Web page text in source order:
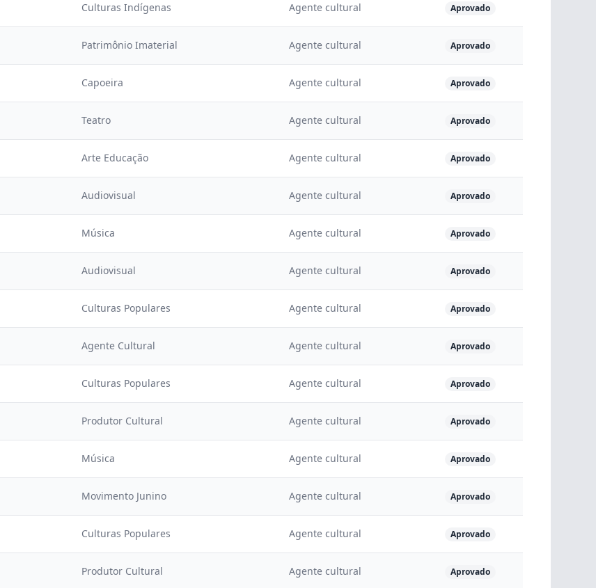
Culturas Indígenas Agente cultural Aprovado
Patrimônio Imaterial Agente cultural Aprovado
Capoeira Agente cultural Aprovado
Teatro Agente cultural Aprovado
Arte Educação Agente cultural Aprovado
Audiovisual Agente cultural Aprovado
Música Agente cultural Aprovado
Audiovisual Agente cultural Aprovado
Culturas Populares Agente cultural Aprovado
Agente Cultural Agente cultural Aprovado
Culturas Populares Agente cultural Aprovado
Produtor Cultural Agente cultural Aprovado
Música Agente cultural Aprovado
Movimento Junino Agente cultural Aprovado
Culturas Populares Agente cultural Aprovado
Produtor Cultural Agente cultural Aprovado